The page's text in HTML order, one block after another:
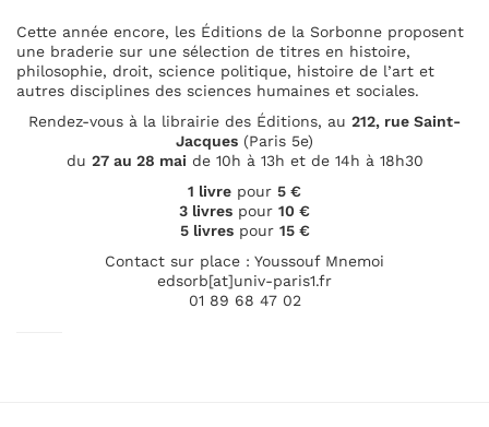
Cette année encore, les Éditions de la Sorbonne proposent
une braderie sur une sélection de titres en histoire,
philosophie, droit, science politique, histoire de l’art et
autres disciplines des sciences humaines et sociales.
Rendez-vous à la librairie des Éditions, au 212, rue Saint-
Jacques (Paris 5e)
du 27 au 28 mai de 10h à 13h et de 14h à 18h30
1 livre pour 5 €
3 livres pour 10 €
5 livrespour 15 €
Contact sur place : Youssouf Mnemoi
edsorb[at]univ-paris1.fr
01 89 68 47 02